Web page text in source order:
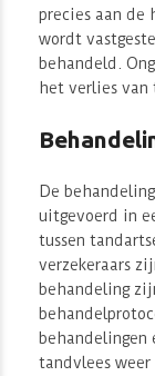
precies aan de
wordt
behandeld.
het verlies van
De
uitgevoerd in
tussen
verzekeraars
behandeling
behandelingen
tandvlees